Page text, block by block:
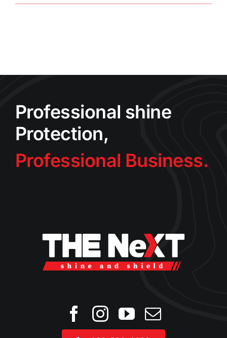
Professional shine
Protection,
Professional Business.